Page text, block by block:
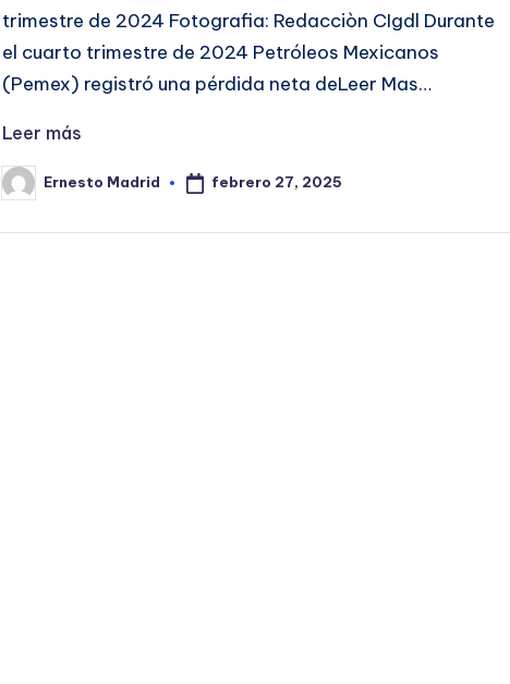
trimestre de 2024 Fotografia: Redacciòn CIgdl Durante
el cuarto trimestre de 2024 Petróleos Mexicanos
(Pemex) registró una pérdida neta deLeer Mas…
Leer más
Publicado
por
Ernesto Madrid febrero 27, 2025